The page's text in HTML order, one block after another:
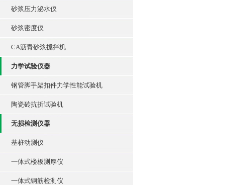
砂浆压力泌水仪
砂浆密度仪
CA沥青砂浆搅拌机
力学试验仪器
钢管脚手架扣件力学性能试验机
陶瓷砖抗折试验机
无损检测仪器
基桩动测仪
一体式楼板测厚仪
一体式钢筋检测仪